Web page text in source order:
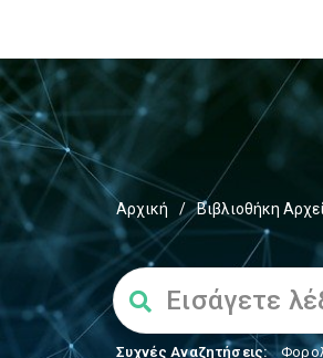
Αρχική / Βιβλιοθήκη
Συχνές Αναζητήσεις: